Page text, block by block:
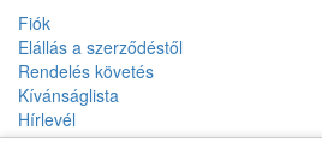
Fiók
Elállás a szerződéstől
Rendelés követés
Kívánságlista
Hírlevél